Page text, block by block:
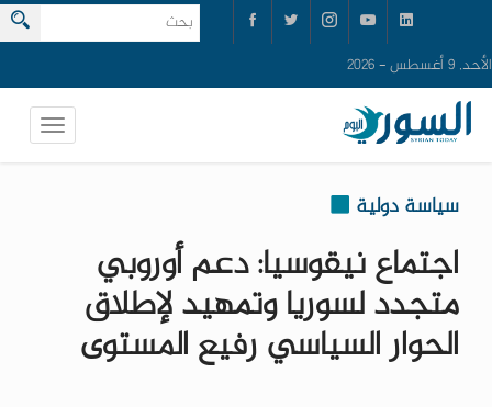
الأحد, 9 أغسطس - 2026
سياسة دولية
اجتماع نيقوسيا: دعم أوروبي
متجدد لسوريا وتمهيد لإطلاق
الحوار السياسي رفيع المستوى